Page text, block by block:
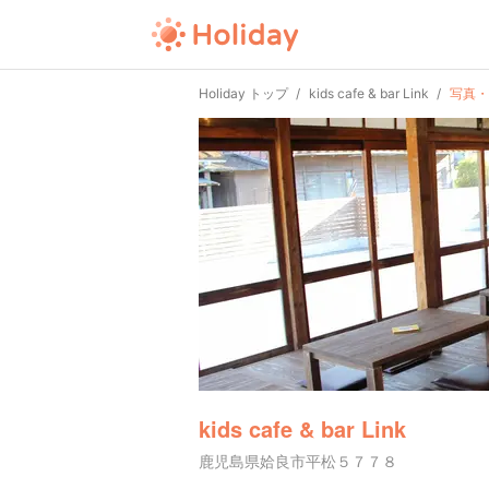
Holiday トップ kids cafe & bar Link 写真
kids cafe & bar Link
鹿児島県姶良市平松５７７８